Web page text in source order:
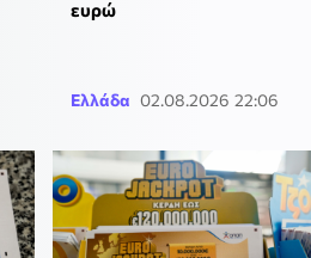
ευρώ
Ελλάδα 02.08.2026 22:06